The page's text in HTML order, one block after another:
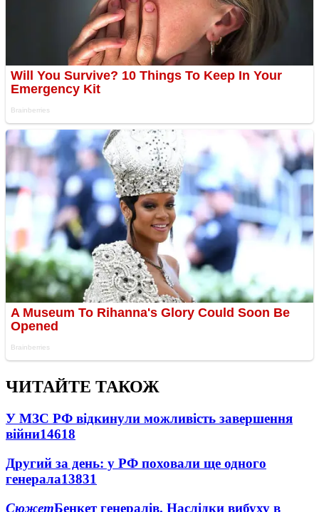
ЧИТАЙТЕ ТАКОЖ
У МЗС РФ відкинули можливість завершення
війни14618
Другий за день: у РФ поховали ще одного
генерала13831
СюжетБенкет генералів. Наслідки вибуху в